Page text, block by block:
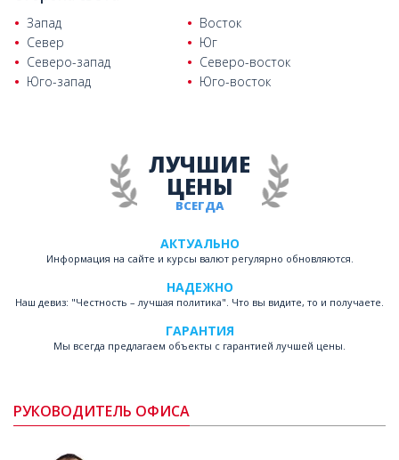
Запад
Восток
Север
Юг
Северо-запад
Северо-восток
Юго-запад
Юго-восток
ВСЕГДА
ЛУЧШИЕ
ЦЕНЫ
АКТУАЛЬНО
Информация на сайте и курсы валют регулярно обновляются.
НАДЕЖНО
Наш девиз: "Честность – лучшая политика". Что вы видите, то и получаете.
ГАРАНТИЯ
Мы всегда предлагаем объекты с гарантией лучшей цены.
РУКОВОДИТЕЛЬ ОФИСА